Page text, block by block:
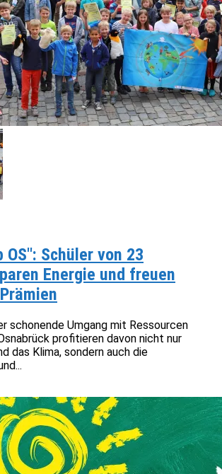
OS": Schüler von 23
Energie und freuen
schonende Umgang mit Ressourcen
profitieren davon nicht nur
das Klima, sondern auch die